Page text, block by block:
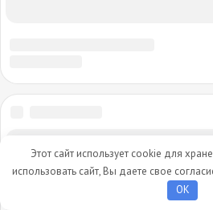
Этот сайт использует cookie для
использовать сайт, Вы даете свое
OK